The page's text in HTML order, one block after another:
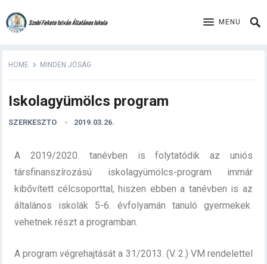
MENU
HOME MINDEN JÓSÁG
Iskolagyümölcs program
SZERKESZTO 2019.03.26.
A 2019/2020. tanévben is folytatódik az uniós
társfinanszírozású iskolagyümölcs-program immár
kibővített célcsoporttal, hiszen ebben a tanévben is az
általános iskolák 5-6. évfolyamán tanuló gyermekek
vehetnek részt a programban.
A program végrehajtását a 31/2013. (V. 2.) VM rendelettel